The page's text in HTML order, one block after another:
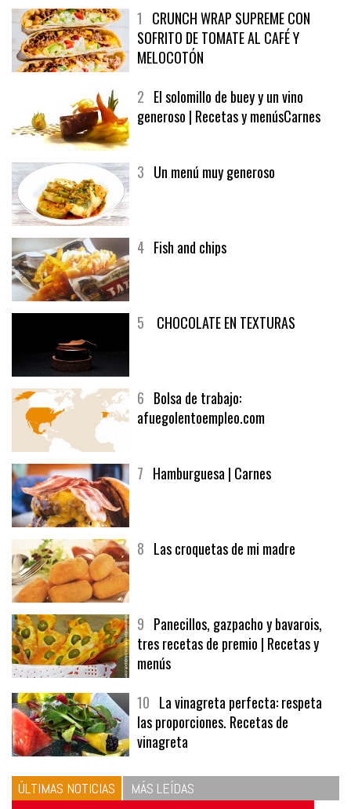
1CRUNCH WRAP SUPREME CON
SOFRITO DE TOMATE AL CAFÉ Y
MELOCOTÓN
2El solomillo de buey y un vino
6Bolsa de trabajo:
9Panecillos, gazpacho y bavarois,
tres recetas de premio | Recetas y
menús
10La vinagreta perfecta: respeta
las proporciones. Recetas de
vinagreta